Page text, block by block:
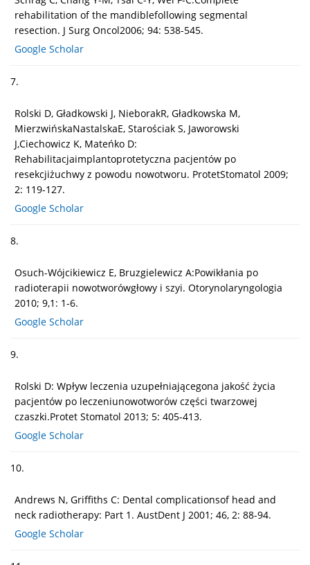
rehabilitation of the mandiblefollowing segmental
resection. J Surg Oncol2006; 94: 538-545.
Google Scholar
7.
Rolski D, Gładkowski J, NieborakR, Gładkowska M,
MierzwińskaNastalskaE, Starościak S, Jaworowski
J,Ciechowicz K, Mateńko D:
Rehabilitacjaimplantoprotetyczna pacjentów po
resekcjiżuchwy z powodu nowotworu. ProtetStomatol 2009;
2: 119-127.
Google Scholar
8.
Osuch-Wójcikiewicz E, Bruzgielewicz A:Powikłania po
radioterapii nowotworówgłowy i szyi. Otorynolaryngologia
2010; 9,1: 1-6.
Google Scholar
9.
Rolski D: Wpływ leczenia uzupełniającegona jakość życia
pacjentów po leczeniunowotworów części twarzowej
czaszki.Protet Stomatol 2013; 5: 405-413.
Google Scholar
10.
Andrews N, Griffiths C: Dental complicationsof head and
neck radiotherapy: Part 1. AustDent J 2001; 46, 2: 88-94.
Google Scholar